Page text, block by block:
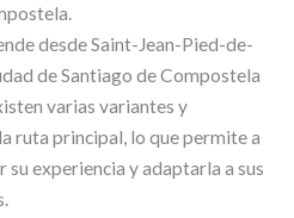
desde Saint-Jean-Pied-de-
de Santiago de Compostela
varias variantes y
ruta principal, lo que permite a
experiencia y adaptarla a sus